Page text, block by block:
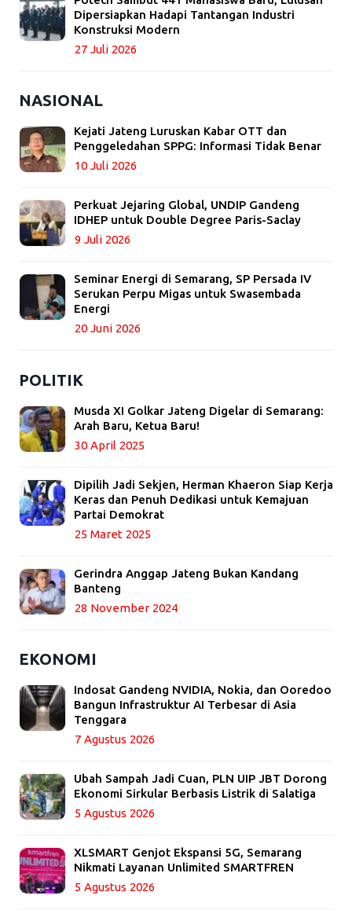
Dipersiapkan Hadapi Tantangan Industri
Konstruksi Modern
27 Juli 2026
NASIONAL
Kejati Jateng Luruskan Kabar OTT dan
Penggeledahan SPPG: Informasi Tidak Benar
10 Juli 2026
Perkuat Jejaring Global, UNDIP Gandeng
IDHEP untuk Double Degree Paris-Saclay
9 Juli 2026
Seminar Energi di Semarang, SP Persada IV
Serukan Perpu Migas untuk Swasembada
Energi
20 Juni 2026
POLITIK
Musda XI Golkar Jateng Digelar di Semarang:
Arah Baru, Ketua Baru!
30 April 2025
Dipilih Jadi Sekjen, Herman Khaeron Siap Kerja
Keras dan Penuh Dedikasi untuk Kemajuan
Partai Demokrat
25 Maret 2025
Gerindra Anggap Jateng Bukan Kandang
Banteng
28 November 2024
EKONOMI
Indosat Gandeng NVIDIA, Nokia, dan Ooredoo
Bangun Infrastruktur AI Terbesar di Asia
Tenggara
7 Agustus 2026
Ubah Sampah Jadi Cuan, PLN UIP JBT Dorong
Ekonomi Sirkular Berbasis Listrik di Salatiga
5 Agustus 2026
XLSMART Genjot Ekspansi 5G, Semarang
Nikmati Layanan Unlimited SMARTFREN
5 Agustus 2026